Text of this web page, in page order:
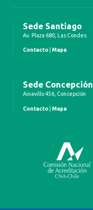
Sede Santiago
Av. Plaza 680, Las Condes
Contacto Mapa
Sede Concepción
Ainavillo 456, Concepción
Contacto Mapa